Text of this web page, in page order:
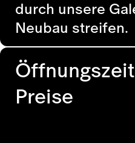
durch unsere
Neubau streifen.
Preise